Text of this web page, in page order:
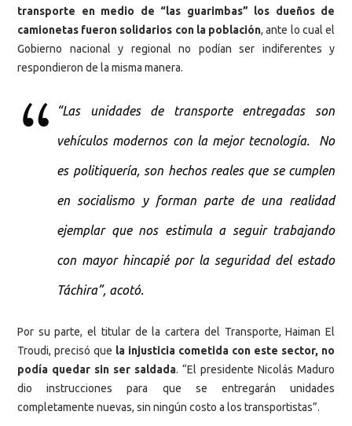
transporte en medio de “las guarimbas” los dueños de
camionetas fueron solidarios con la población, ante lo cual el
Gobierno nacional y regional no podían ser indiferentes y
respondieron de la misma manera.
“Las unidades de transporte entregadas son
vehículos modernos con la mejor tecnología. No
es politiquería, son hechos reales que se cumplen
en socialismo y forman parte de una realidad
ejemplar que nos estimula a seguir trabajando
con mayor hincapié por la seguridad del estado
Táchira”, acotó.
Por su parte, el titular de la cartera del Transporte, Haiman El
Troudi, precisó que la injusticia cometida con este sector, no
podía quedar sin ser saldada. “El presidente Nicolás Maduro
dio instrucciones para que se entregarán unidades
completamente nuevas, sin ningún costo a los transportistas”.